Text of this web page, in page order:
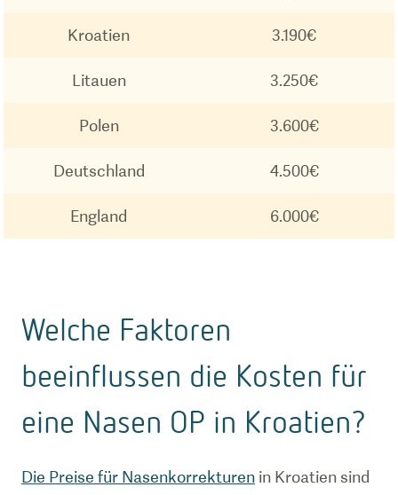
Kroatien 3.190€
Litauen 3.250€
Polen 3.600€
Deutschland 4.500€
England 6.000€
Welche Faktoren
beeinflussen die Kosten für
eine Nasen OP in Kroatien?
Die Preise für Nasenkorrekturen in Kroatien sind